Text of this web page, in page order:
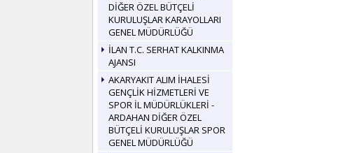
DİĞER ÖZEL BÜTÇELİ
KURULUŞLAR KARAYOLLARI
GENEL MÜDÜRLÜĞÜ
İLAN T.C. SERHAT KALKINMA
AJANSI
AKARYAKIT ALIM İHALESİ
GENÇLİK HİZMETLERİ VE
SPOR İL MÜDÜRLÜKLERİ -
ARDAHAN DİĞER ÖZEL
BÜTÇELİ KURULUŞLAR SPOR
GENEL MÜDÜRLÜĞÜ